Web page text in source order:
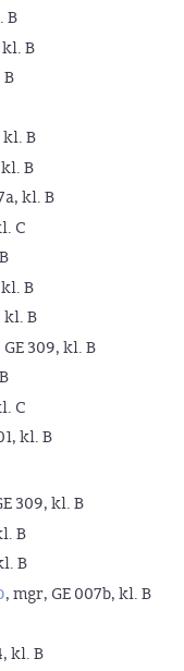
B
kl. B
B
kl. B
B
kl. B
C
B
kl. B
309, kl. B
C
kl. B
309, kl. B
B
B
, mgr, GE 007b, kl. B
kl. B